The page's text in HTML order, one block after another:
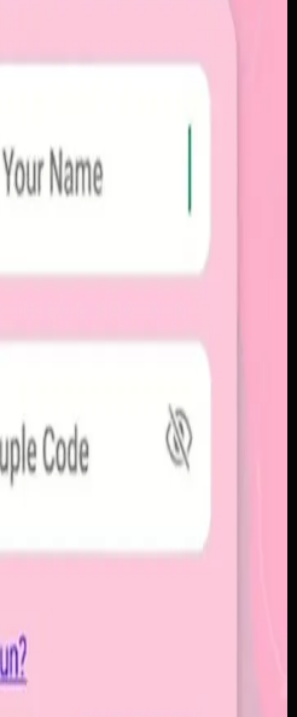
membuat momen personal
publik, iklan, dan tekanan
Pengguna membutuhkan
dengan alur berbagi yang
arsip momen yang tersusun
percakapan visual yang
beban feed publik.